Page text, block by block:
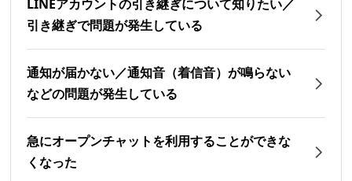
LINEアカウントの引き継ぎについて知りたい／
引き継ぎで問題が発生している
通知が届かない／通知音（着信音）が鳴らない
などの問題が発生している
急にオープンチャットを利用することができな
くなった